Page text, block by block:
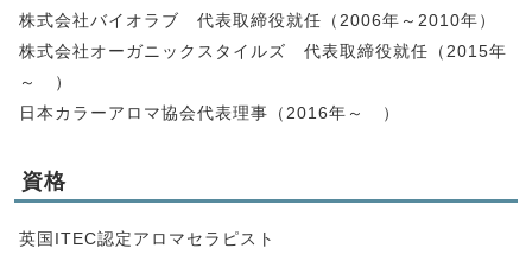
株式会社バイオラブ 代表取締役就任（2006年～2010年）
株式会社オーガニックスタイルズ 代表取締役就任（2015年
～ ）
日本カラーアロマ協会代表理事（2016年～ ）
資格
英国ITEC認定アロマセラピスト